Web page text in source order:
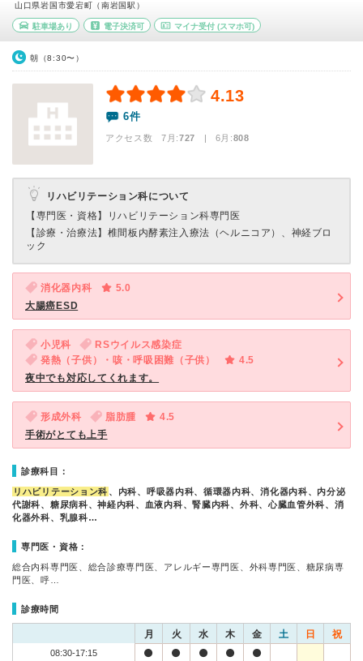
山口県岩国市愛宕町（南岩国駅）
駐車場あり 電子決済可 マイナ受付 (スマホ可)
朝（8:30〜）
4.13
6件
アクセス数 7月:727 | 6月:808
リハビリテーション科について
【専門医・資格】
リハビリテーション科専門医
【診療・治療法】 椎間板内酵素注入療法（ヘルニコア）、神経ブロ
ック
消化器内科
5.0
大腸癌ESD
小児科
RSウイルス感染症
発熱（子供）・咳・呼吸困難（子供）
4.5
夜中でも対応してくれます。
形成外科 脂肪腫
4.5
手術がとても上手
診療科目：
リハビリテーション科 、内科、呼吸器内科、循環器内科、消化器内科、内分泌
代謝科、糖尿病科、神経内科、血液内科、腎臓内科、外科、心臓血管外科、消
化器外科、乳腺科…
専門医・資格：
総合内科専門医、総合診療専門医、アレルギー専門医、外科専門医、糖尿病専
門医、呼…
診療時間
月 火 水 木 金 土 日 祝
08:30-17:15